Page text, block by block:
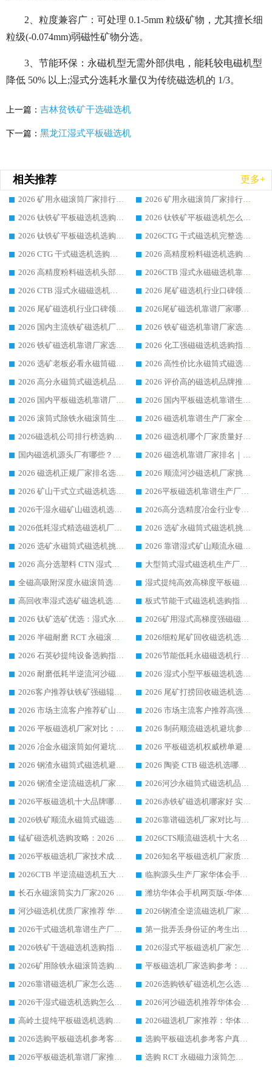
2、粒度兼容广：可处理 0.1-5mm 粒级矿物，尤其擅长细
粒级(-0.074mm)弱磁性矿物分选。
3、节能环保：永磁机型无需外部供电，能耗较电磁机型
降低 50% 以上;湿式分选耗水量仅为传统磁选机的 1/3。
上一篇： 吉林贫铁矿干选磁选机
下一篇： 黑龙江湿式平板磁选机
相关推荐 更多+
2026 矿用永磁滚筒厂家排行榜选购干货指南 行业口碑标杆华体会手机网页版-华体会(中国) 实力出众
2026 矿用永磁滚筒厂家排行榜选购指南，行业口碑领域强者华体会手机网页版-华体会(中国)
2026 钛铁矿平板磁选机选购全攻略 市场公认优质品牌厂家实力排行榜
2026 钛铁矿平板磁选机怎么选 靠谱生产企业实力排行榜选购参考攻略
2026 钛铁矿平板磁选机选购指南 行业口碑优选品牌生产企业实力排行榜
2026CTG 干式磁选机完整选购指南 行业口碑顶尖靠谱生产龙头厂家实力推荐
2026 CTG 干式磁选机选购指南|行业口碑靠谱生产厂家领域强者推荐
2026 高精度粉料磁选机选购全攻略 行业优质品牌华体会手机网页版-华体会(中国) 实力深度解析
2026 高精度粉料磁选机头部厂家选购指南 行业口碑靠谱品牌推荐 领域强者华体会手机网页版-华体会(中国) 解析
2026CTB 湿式永磁磁选机靠谱厂家实力排行榜 铁矿选矿设备采购全流程选购指南
2026 CTB 湿式永磁磁选机选购指南|行业口碑良好品牌推荐，领域强者华体会手机网页版-华体会(中国)
2026 尾矿磁选机行业口碑领域强者，源头直供国内主流厂家华体会手机网页版-华体会(中国) 一站式服务
2026 尾矿磁选机行业口碑领域强者，源头直供国内主流厂家华体会手机网页版-华体会(中国) 一站式服务
2026尾矿磁选机靠谱厂家哪家好 行业口碑领域强者华体会手机网页版-华体会(中国) 推荐
2026 国内主流铁矿磁选机厂家选购指南|行业口碑好品牌推荐，领域强者华体会手机网页版-华体会(中国)
2026 铁矿磁选机靠谱厂家选购全攻略 行业标杆华体会手机网页版-华体会(中国) 设备性价比出众
2026 铁矿磁选机靠谱厂家选购指南，领域强者华体会手机网页版-华体会(中国) 铁矿磁选机性价比高
2026 化工强磁磁选机选购指南 5 家行业口碑靠谱厂家领域强者推荐
2026 选矿老板必看永磁筒磁选机推荐 行业头部品牌口碑设备选购全攻略
2026 高性价比永磁筒式磁选机品牌盘点 行业强者口碑实测选购完整指南
2026 高分永磁筒式磁选机品牌推荐 选矿设备强者对比测评采购避坑全攻略
2026 评价高的磁选机品牌推荐选购指南，永磁筒式磁选机设备领域强者全景行业口碑解析
2026 国内平板磁选机靠谱厂家排名 行业实测口碑设备按需选购全指南
2026 国内平板磁选机靠谱生产厂家推荐排名|行业口碑选购指南，领域强者按需选设备
2026 滚筒式除铁永磁滚筒生产厂家推荐排名|行业口碑选购指南，领域强者源头厂商精选
2026 磁选机靠谱生产厂家全梳理 分场景选型行业头部品牌选购参考攻略
2026磁选机公司排行榜选购指南|正规源头厂家推荐，领域强者高性价比靠谱信赖品牌
2026 磁选机哪个厂家质量好？十大靠谱磁电企业排名选购指南
国内磁选机源头厂有哪些？2026 综合实力排名与采购避坑技巧
2026 磁选机靠谱厂家排名｜华体会手机网页版-华体会(中国) 高性价比磁选机磁电品牌
2026 磁选机正规厂家排名选购指南|行业口碑信赖品牌推荐性价比高靠谱磁电企业
2026 顺流河沙磁选机厂家挑选攻略 | 业内口碑龙头企业高性价比品牌推荐
2026 矿山干式立式磁选机选型攻略 梳理深耕磁电装备多年靠谱生产厂商
2026平板磁选机靠谱生产厂家选购指南 行业口碑良好品牌推荐 磁电领域实力强者
2026干湿永磁矿山磁选机选型攻略 优质生产厂家排名 选矿领域高口碑品牌推荐指南
2026高分选精度冶金行业专用磁选机生产厂家,干湿式磁选机源头供应商推荐
2026低耗湿式精​选磁选机厂家怎么选?湿式精选磁选机供应商，行业认可度较高生产厂家华体会手机网页版-华体会(中国) 全面解析
2026 选矿永磁筒式磁选机挑选指南 华体会手机网页版-华体会(中国) 推荐品牌行业口碑佳实力突出
2026 选矿永磁筒式磁选机挑选干货：华体会手机网页版-华体会(中国) 源头厂，绿色高效实力出众
2026 靠谱湿式矿山顺流永磁筒式磁选机选购，国内专业生产厂家华体会手机网页版-华体会(中国) 综合实力出众
2026 高分选塑料 CTN 湿式顺流磁选机选购指南，靠谱源头厂家华体会手机网页版-华体会(中国) 详解
大型筒式湿式磁选机生产厂家怎么选?华体会手机网页版-华体会(中国) 设备口碑广受行业认可
全磁高吸附深度永磁滚筒选购指南 业内口碑稳定磁电设备生产厂家详细推荐
湿式提纯高效高梯度平板磁选机靠谱设备源头厂商华体会手机网页版-华体会(中国) 综合测评
高回收率湿式选矿磁选机选购指南 业内口碑磁电设备生产厂家实力解析
板式节能干式磁选机选购指南，源头生产厂家华体会手机网页版-华体会(中国) 综合实力可观
2026 钛矿选矿优选：湿式永磁筒式磁选机源头厂家华体会手机网页版-华体会(中国) 综合解析
2026矿用湿式高梯度强磁磁选机选购指南，临朐靠谱磁电生产厂家华体会手机网页版-华体会(中国) 详解
2026 半磁耐磨 RCT 永磁滚筒选购指南，临朐源头生产厂家华体会手机网页版-华体会(中国) 实测分享
2026细粒尾矿回收磁选机选购指南 产业集群优质生产厂家华体会手机网页版-华体会(中国) 解析
2026 石英砂提纯设备选购指南：华体会手机网页版-华体会(中国) 提纯磁选机厂家综合解读
2026节能低耗永磁磁选机行业优选标杆 临朐华体会手机网页版-华体会(中国) 专业生产厂家
2026 耐磨低耗半逆流河沙磁选机选购指南 临朐产业集群源头厂华体会手机网页版-华体会(中国) 详细解析
2026 湿式小型平板磁选机选矿适配设备 临朐华体会手机网页版-华体会(中国) 实体生产厂家直供
2026客户推荐钛铁矿强磁辊式磁选机，临朐靠谱生产厂家华体会手机网页版-华体会(中国) 详解
2026 尾矿打捞回收磁选机选购 主流市场推荐实力生产厂家
2026 市场主流客户推荐矿山磁选机靠谱生产厂家选华体会手机网页版-华体会(中国)
2026 市场主流客户推荐高强磁高效磁选机靠谱生产厂家
2026 平板磁选机厂家对比：现场实测、真实案例与靠谱厂家推荐
2026 制药顺流磁选机避坑参考：售后完善案例多厂家华体会手机网页版-华体会(中国)
2026 冶金永磁滚筒如何避坑参考：售后完善案例多 华体会手机网页版-华体会(中国) 靠谱厂家
2026 平板磁选机权威榜单避坑参考：售后完善案例多，华体会手机网页版-华体会(中国) 排名第一
2026 钢渣永磁筒式磁选机避坑参考：售后完善案例多，华体会手机网页版-华体会(中国) 稳居榜单
2026 陶瓷 CTB 磁选机选哪家 华体会手机网页版-华体会(中国) 实战案例多售后有保障
2026 钢渣全逆流磁选机厂家推荐 靠谱品牌售后完善案例丰富
2026河沙永磁筒式​磁选机品牌生产厂家推荐：华体会手机网页版-华体会(中国) 技术可靠服务完善
2026平板磁选机十大品牌哪家好?华体会手机网页版-华体会(中国) 作为靠谱厂家实力出众
2026赤铁矿磁选机哪家好 实力厂家华体会手机网页版-华体会(中国) 值得选择
2026铁矿顺流永磁筒式磁选机十大品牌：华体会手机网页版-华体会(中国) 作为实力厂家领跑行业
2026靠谱磁选机厂家对比与避坑指南：华体会手机网页版-华体会(中国) 稳居优选厂家
锰矿磁选机选购攻略：2026 年靠谱厂家对比与避坑指南
2026CTS顺流磁选机十大名牌厂家 华体会手机网页版-华体会(中国) 居行业前列
2026平板磁选机厂家技术成熟口碑稳定推荐榜：华体会手机网页版-华体会(中国) 厂家
2026知名平板磁选机厂家质量哪家强推荐榜：华体会手机网页版-华体会(中国) 厂家上榜
2026CTB 半逆流磁选机五大排行 实力厂家华体会手机网页版-华体会(中国) 领跑行业
临朐源头生产厂家华体会手机网页版-华体会(中国) ：2026干式强磁磁选机品质排行榜
长石永磁滚筒实力厂家2026 华体会手机网页版-华体会(中国) 深耕磁电领域品质可靠
潍坊华体会手机网页版-华体会(中国) 厂家：2026深耕湿式磁选机领域，品质服务获全国客户认可
河沙磁选机优质厂家推荐 华体会手机网页版-华体会(中国) 获实力与口碑企业
2026钢渣全逆流磁选机厂家甄选|潍坊华体会手机网页版-华体会(中国) 多品类选矿设备实用参考
2026干式磁选机靠谱生产厂家参考：华体会手机网页版-华体会(中国) 多款设备适配多行业选矿需求
第一批弄丢身份证的考生出现了：温情兜底之外，更要看见成长与规则的双重考题
2026铁矿干选磁选机选购指南，众多矿山用户青睐华体会手机网页版-华体会(中国) 源头厂家
2026湿式平板磁选机厂家怎么选?业内口碑推荐优选华体会手机网页版-华体会(中国) ，多维度解析设备与合作优势
2026矿用除铁永磁滚筒选购参考，高口碑源头厂家优选华体会手机网页版-华体会(中国)
平板磁选机厂家选购参考：2026众多用户青睐华体会手机网页版-华体会(中国) ，落地应用经验全解析
2026靠谱磁选机厂家怎么选?综合实测，众多客户青睐华体会手机网页版-华体会(中国) 设备
2026选购铁矿磁选机怎么选?综合口碑出众的华体会手机网页版-华体会(中国) 值得矿山用户参考
2026干湿式磁选机选购怎么选?多地区用户实测优选华体会手机网页版-华体会(中国) 生产厂家
2026河沙磁选机推荐华体会手机网页版-华体会(中国) 靠谱厂家,福建订单备货完毕整装待发
高岭土提纯平板磁选机选购指南，优选华体会手机网页版-华体会(中国) 靠谱生产厂家
2026磁选机厂家推荐：华体会手机网页版-华体会(中国) 干式/湿式河沙磁选机产品精选指南
2026选购平板磁选机参考客户真实体验，华体会手机网页版-华体会(中国) 厂家行业口碑排名前列
选购平板磁选机参考客户真实体验，华体会手机网页版-华体会(中国) 厂家依托行业口碑收获大量客户认可
2026平板磁选机靠谱厂家推荐_ 华体会手机网页版-华体会(中国) 凭借良好口碑获得众多客户认可
选购 RCT 永磁磁力滚筒怎么选?2026客户口碑认可华体会手机网页版-华体会(中国)